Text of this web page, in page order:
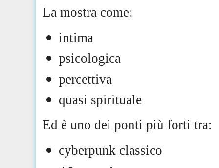
La mostra come:
intima
psicologica
percettiva
quasi spirituale
Ed è uno dei ponti più forti tra:
cyberpunk classico